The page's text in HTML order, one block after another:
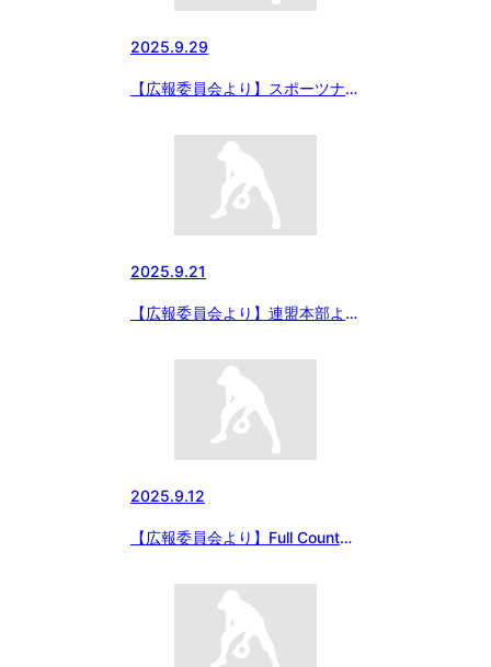
2025.9.29
【広報委員会より】スポーツナビ
年野球東日本選抜大会」組み合わ
せ決定の記事が配信されました
2025.9.21
【広報委員会より】連盟本部より
2025.9.12
【広報委員会より】Full Countに
どう守る？ 今すぐ実践できる近
視予防と30分ルール効果」を配